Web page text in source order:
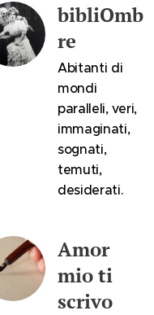
bibliOmb
re
Abitanti di
mondi
paralleli, veri,
immaginati,
sognati,
temuti,
desiderati.
Amor
mio ti
scrivo